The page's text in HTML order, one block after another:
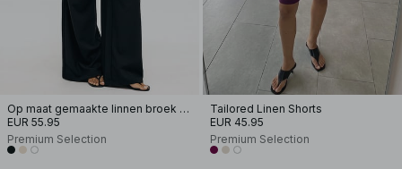
Op maat gemaakte linnen broek met wijde pijpen
EUR 55.95
Premium Selection
Tailored Linen Shorts
EUR 45.95
Premium Selection